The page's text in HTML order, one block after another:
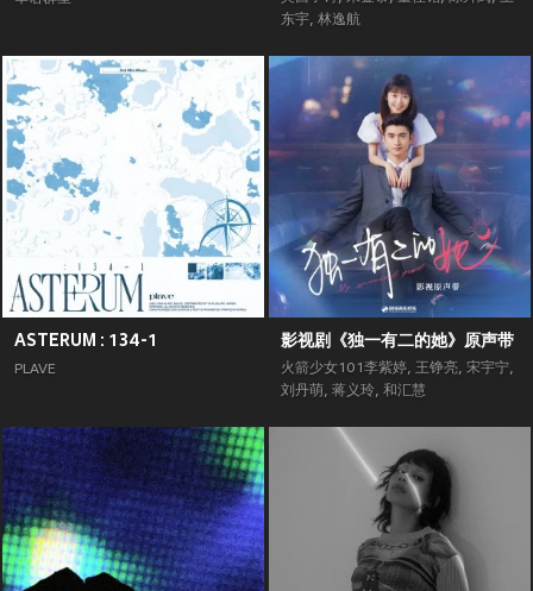
东宇, 林逸航
ASTERUM : 134-1
PLAVE
影视剧《独一有二的她》原声带
火箭少女101李紫婷, 王铮亮, 宋宇宁,
刘丹萌, 蒋义玲, 和汇慧